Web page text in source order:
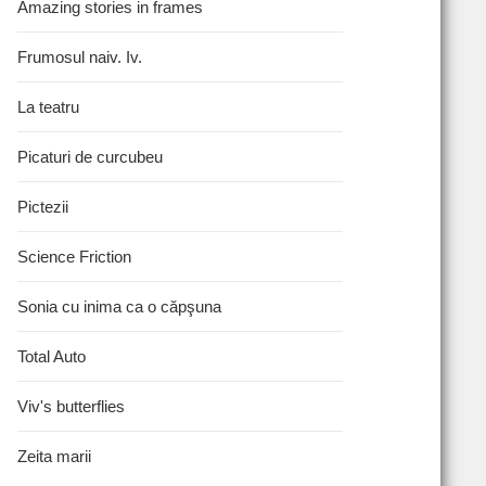
Amazing stories in frames
Frumosul naiv. Iv.
La teatru
Picaturi de curcubeu
Pictezii
Science Friction
Sonia cu inima ca o căpşuna
Total Auto
Viv's butterflies
Zeita marii